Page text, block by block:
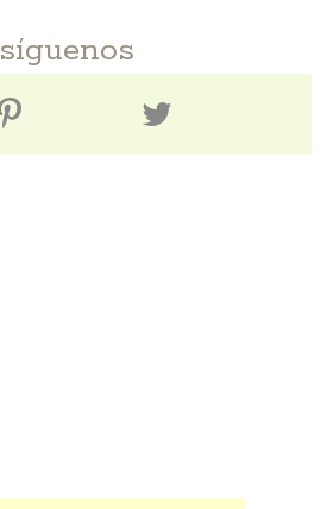
síguenos